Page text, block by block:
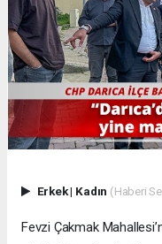
Erkek| Kadın (Haberi
Fevzi Çakmak